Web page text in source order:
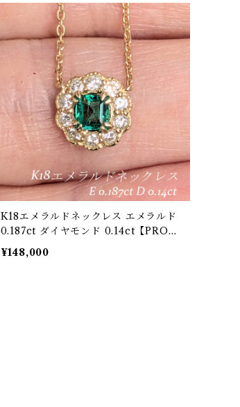
K18エメラルドネックレス エメラルド
0.187ct ダイヤモンド 0.14ct【PRO20
7631】
¥148,000